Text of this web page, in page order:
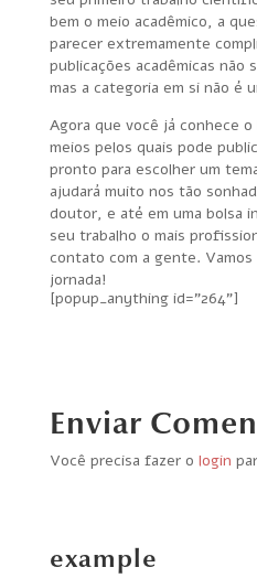
bem o meio acadêmico, a
parecer extremamente
publicações acadêmicas não
mas a categoria em si não é
Agora que você já conhece
meios pelos quais pode
pronto para escolher um
ajudará muito nos tão
doutor, e até em uma bolsa
seu trabalho o mais
contato com a gente.
jornada!
[popup_anything id="264"]
Enviar
Você precisa fazer o login
example